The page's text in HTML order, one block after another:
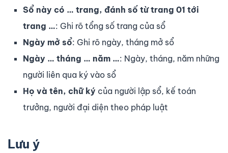
Sổ này có … trang, đánh số từ trang 01 tới
trang …: Ghi rõ tổng số trang của sổ
Ngày mở sổ: Ghi rõ ngày, tháng mở sổ
Ngày … tháng … năm …: Ngày, tháng, năm những
người liên qua ký vào sổ
Họ và tên, chữ ký của người lập sổ, kế toán
trưởng, người đại diện theo pháp luật
Lưu ý